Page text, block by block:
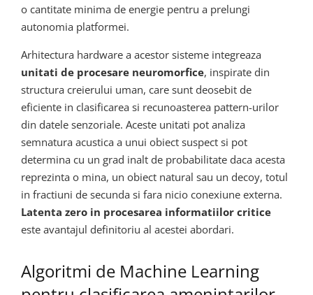
o cantitate minima de energie pentru a prelungi
autonomia platformei.
Arhitectura hardware a acestor sisteme integreaza
unitati de procesare neuromorfice, inspirate din
structura creierului uman, care sunt deosebit de
eficiente in clasificarea si recunoasterea pattern-urilor
din datele senzoriale. Aceste unitati pot analiza
semnatura acustica a unui obiect suspect si pot
determina cu un grad inalt de probabilitate daca acesta
reprezinta o mina, un obiect natural sau un decoy, totul
in fractiuni de secunda si fara nicio conexiune externa.
Latenta zero in procesarea informatiilor critice
este avantajul definitoriu al acestei abordari.
Algoritmi de Machine Learning